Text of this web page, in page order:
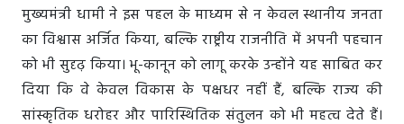
मुख्यमंत्री धामी ने इस पहल के माध्यम से न केवल स्थानीय जनता
का विश्वास अर्जित किया, बल्कि राष्ट्रीय राजनीति में अपनी पहचान
को भी सुदृढ़ किया। भू-कानून को लागू करके उन्होंने यह साबित कर
दिया कि वे केवल विकास के पक्षधर नहीं हैं, बल्कि राज्य की
सांस्कृतिक धरोहर और पारिस्थितिक संतुलन को भी महत्व देते हैं।